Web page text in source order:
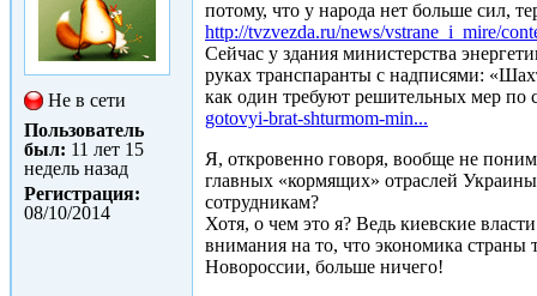
Не в сети
Пользователь
был: 11 лет 15
недель назад
Регистрация:
08/10/2014
потому, что у народа нет больше сил,
http://tvzvezda.ru/news/vstrane_i_mire/
Сейчас у здания министерства
руках транспаранты с надписями:
как один требуют решительных мер по
gotovyi-brat-shturmom-min...
Я, откровенно говоря, вообще не
главных «кормящих» отраслей
сотрудникам?
Хотя, о чем это я? Ведь киевские
внимания на то, что экономика
Новороссии, больше ничего!